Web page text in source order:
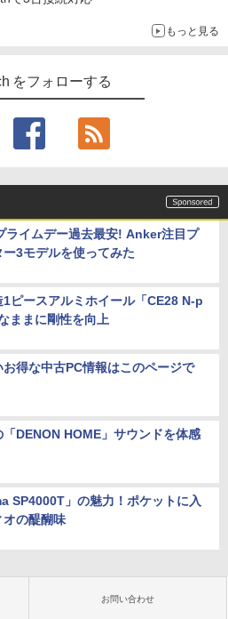
】 三舟及び南洲の書 / 寺山葛常 /
書店 [単行本]【宅配便出荷】
もっと見る
をフォローする
ライムデー過去最安! Anker注目プ
ー3モデルを使ってみた
1ピースアルミホイール「CE28 N-p
ままに剛性を向上
得な中古PC情報はこのページで
DENON HOME」サウンドを体感
SP4000T」の魅力！ポケットに入
オの醍醐味
お問い合わせ